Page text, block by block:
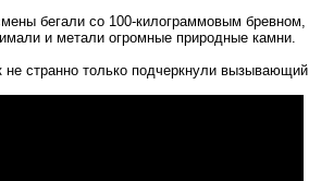
бегали со 100-килограммовым бревном,
и метали огромные природные камни.
странно только подчеркнули вызывающий